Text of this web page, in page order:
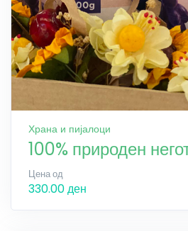
Храна и пијалоци
100% природен
Цена од
330.00 ден